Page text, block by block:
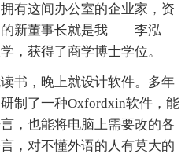
有这间办公室的企业家，资
的新董事长就是我——李泓
，获得了商学博士学位。
书，晚上就设计软件。多年
制了一种Oxfordxin软件，能
，也能将电脑上需要改的各
，对不懂外语的人有莫大的